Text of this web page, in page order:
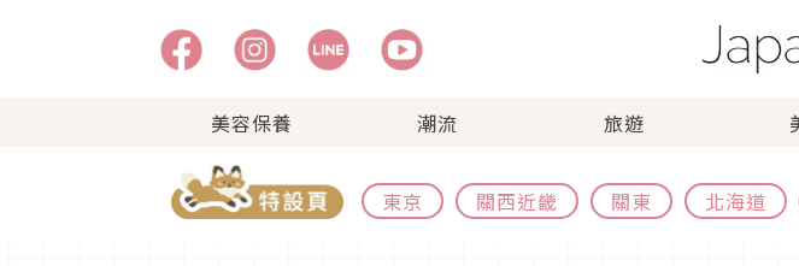
美容保養 潮流 旅遊
東京 關西近畿 關東 北海道